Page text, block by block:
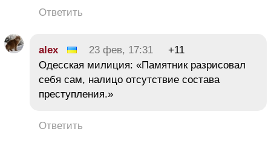
Ответить
alex 23 фев, 17:31
+11
Одесская милиция: «Памятник разрисовал
себя сам, налицо отсутствие состава
преступления.»
Ответить